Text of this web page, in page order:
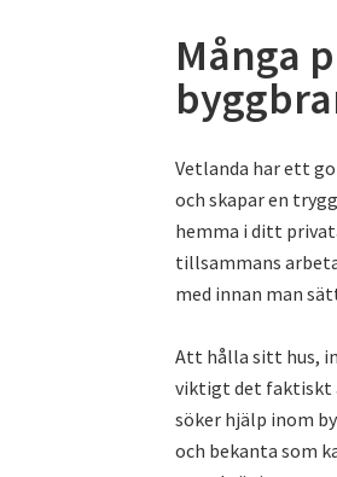
Många
Vetlanda har ett
och skapar en
hemma i ditt
tillsammans
med innan man
Att hålla sitt hus,
viktigt det faktiskt
söker hjälp inom
och bekanta som